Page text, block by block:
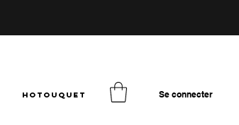
hotouquet Se connecter